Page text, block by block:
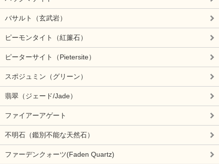
バサルト（玄武岩）
ピーモンタイト（紅簾石）
ピーターサイト（Pietersite）
スポジュミン（グリーン）
翡翠（ジェード/Jade）
ファイアーアゲート
不明石（鑑別不能な天然石）
ファーデンクォーツ(Faden Quartz)